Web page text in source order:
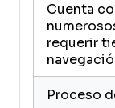
Cuenta
requerir
Proceso